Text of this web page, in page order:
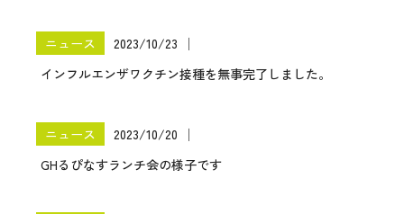
ニュース 2023/10/23
│
インフルエンザワクチン接種を無事完了しました。
ニュース 2023/10/20
│
GHるぴなすランチ会の様子です